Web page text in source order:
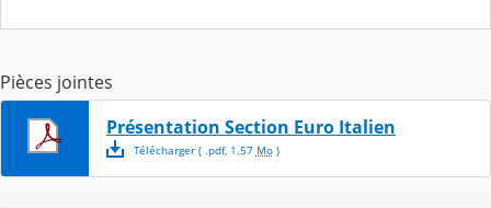
Pièces jointes
Présentation Section Euro Italien
Télécharger( .pdf, 1.57 Mo)